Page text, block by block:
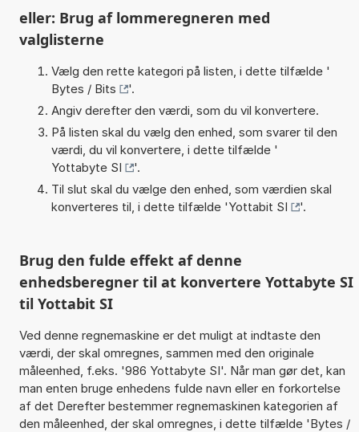
eller: Brug af lommeregneren med
valglisterne
Vælg den rette kategori på listen, i dette tilfælde '
Bytes / Bits
'.
Angiv derefter den værdi, som du vil konvertere.
På listen skal du vælg den enhed, som svarer til den
værdi, du vil konvertere, i dette tilfælde '
Yottabyte SI
'.
Til slut skal du vælge den enhed, som værdien skal
konverteres til, i dette tilfælde 'Yottabit SI '.
Brug den fulde effekt af denne
enhedsberegner til at konvertere Yottabyte SI
til Yottabit SI
Ved denne regnemaskine er det muligt at indtaste den
værdi, der skal omregnes, sammen med den originale
måleenhed, f.eks. '986 Yottabyte SI'. Når man gør det, kan
man enten bruge enhedens fulde navn eller en forkortelse
af det Derefter bestemmer regnemaskinen kategorien af
den måleenhed, der skal omregnes, i dette tilfælde 'Bytes /